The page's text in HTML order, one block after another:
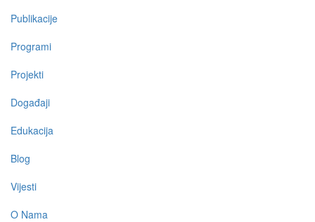
navigation
Publikacije
Programi
Projekti
Događaji
Edukacija
Blog
Vijesti
O Nama